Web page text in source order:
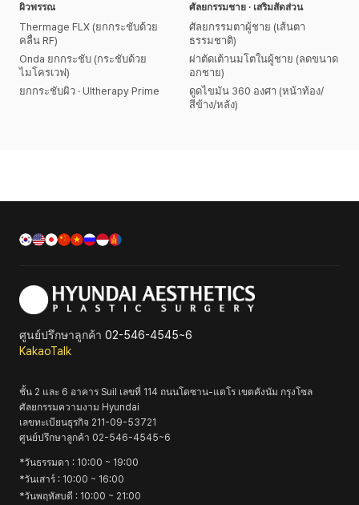
ผิวพรรณ
Thermage FLX (ยกกระชับด้วย
คลื่น RF)
Onda ยกกระชับ (กระชับด้วย
ไมโครเวฟ)
ยกกระชับผิว · Ultherapy Prime
ศัลยกรรมชาย · เสริมสัดส่วน
ศัลยกรรมตาผู้ชาย (เส้นตา
ธรรมชาติ)
ผ่าตัดเต้านมโตในผู้ชาย (ลดขนาด
อกชาย)
ดูดไขมัน 360 องศา (หน้าท้อง/
สีข้าง/หลัง)
ศูนย์ปรึกษาลูกค้า 02-546-4545~6
KakaoTalk
ชั้น 2 และ 6 อาคาร Suil เลขที่ 114 ถนนโดซาน-แดโร เขตคังนัม กรุงโซล
ศัลยกรรมความงาม Hyundai
เลขทะเบียนธุรกิจ 211-09-53721
ศูนย์ปรึกษาลูกค้า 02-546-4545~6
*วันธรรมดา : 10:00 ~ 19:00
*วันเสาร์ : 10:00 ~ 16:00
*วันพฤหัสบดี : 10:00 ~ 21:00